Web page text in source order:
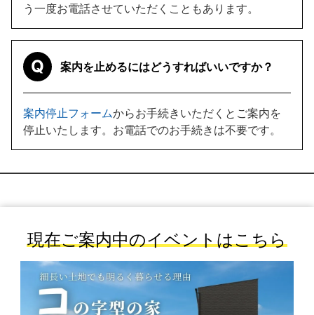
う一度お電話させていただくこともあります。
Q 案内を止めるにはどうすればいいですか？
案内停止フォームからお手続きいただくとご案内を
停止いたします。お電話でのお手続きは不要です。
現在ご案内中のイベントはこちら